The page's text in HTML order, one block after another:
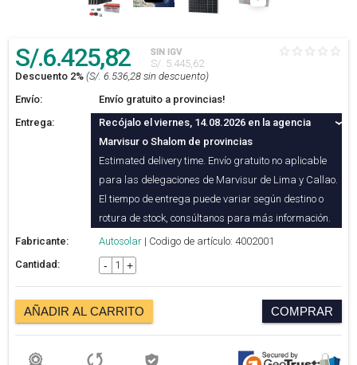
S/.6.425,82 SIN IGV
S/. 5.445,62
Descuento 2% (S/. 6.536,28 sin descuento)
Envío:
Envío gratuito a provincias!
Entrega:
Recójalo el viernes, 14.08.2026 en la agencia
Marvisur o Shalom de provincias
Estimated delivery time. Envío gratuito no aplicable
para las delegaciones de Marvisur de Lima y Callao.
El tiempo de entrega puede variar según destino o
rotura de stock, consúltanos para más información.
Fabricante:
Autosolar | Codigo de artículo: 4002001
Cantidad:
- +
AÑADIR AL CARRITO COMPRAR